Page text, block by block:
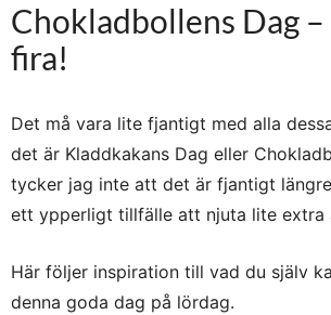
Chokladbollens Dag
fira!
Det må vara lite fjantigt med alla
det är Kladdkakans Dag eller
tycker jag inte att det är fjantigt
ett ypperligt tillfälle att njuta lite extra
Här följer inspiration till vad du själv
denna goda dag på lördag.